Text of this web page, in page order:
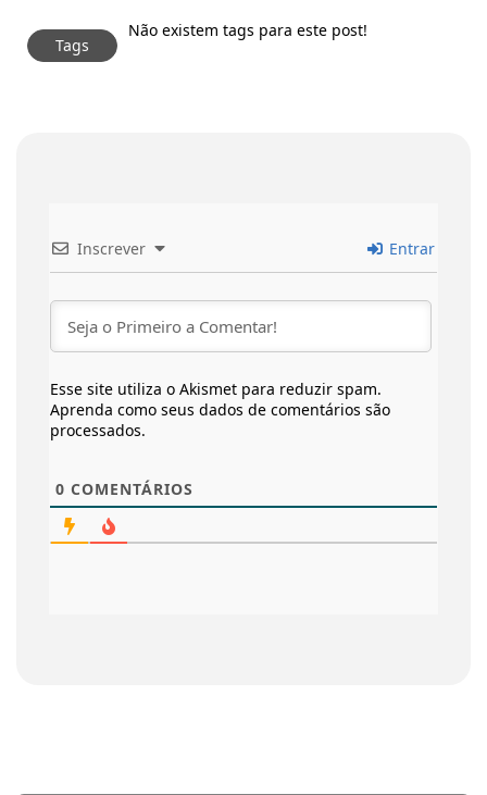
Tags
Não existem tags para este post!
Inscrever Entrar
Esse site utiliza o Akismet para reduzir spam.
Aprenda como seus dados de comentários são
processados.
0 COMENTÁRIOS